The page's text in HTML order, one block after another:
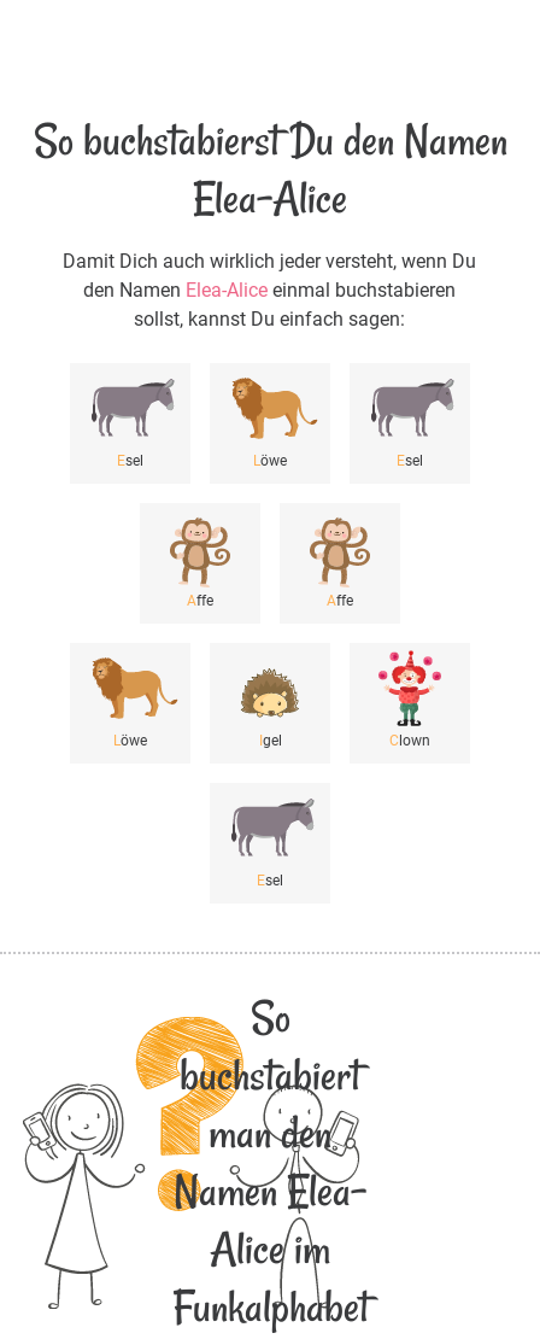
So buchstabierst Du den Namen
Elea-Alice
Damit Dich auch wirklich jeder versteht, wenn Du
den Namen Elea-Alice einmal buchstabieren
sollst, kannst Du einfach sagen:
Esel Löwe Esel
Affe Affe
Löwe gel C lown
Esel
So
buchstabiert
man den
Namen Elea-
Alice im
Funkalphabet